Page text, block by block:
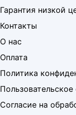
Гарантия низкой
Контакты
О нас
Оплата
Политика
Согласие на